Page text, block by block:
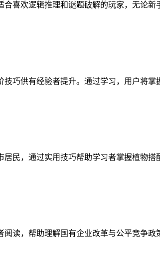
喜欢逻辑推理和谜题破解的玩家，无论
巧供有经验者提升。通过学习，用户将
民，通过实用技巧帮助学习者掌握植物
读，帮助理解国有企业改革与公平竞争